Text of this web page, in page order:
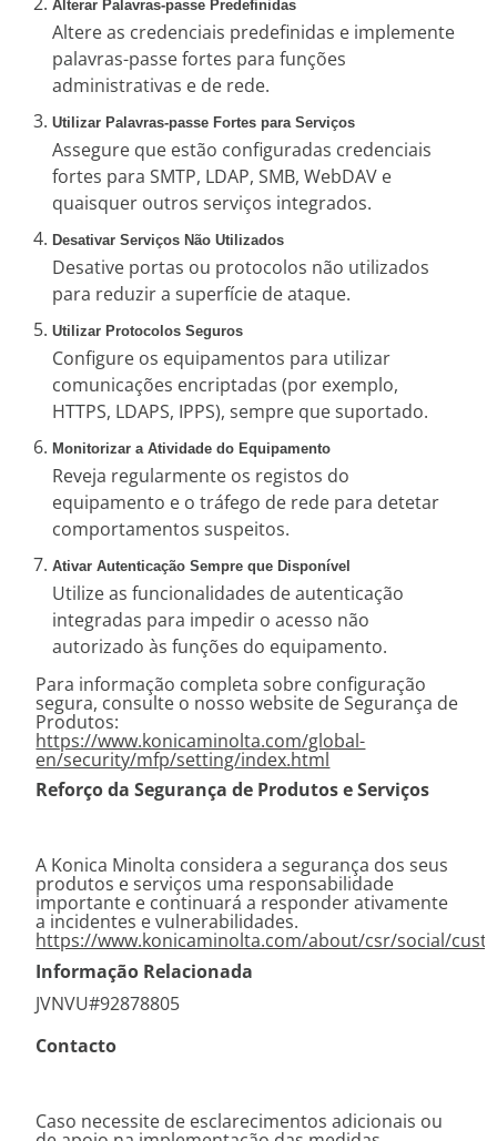
Alterar Palavras-passe Predefinidas
Altere as credenciais predefinidas e implemente
palavras-passe fortes para funções
administrativas e de rede.
Utilizar Palavras-passe Fortes para Serviços
Assegure que estão configuradas credenciais
fortes para SMTP, LDAP, SMB, WebDAV e
quaisquer outros serviços integrados.
Desativar Serviços Não Utilizados
Desative portas ou protocolos não utilizados
para reduzir a superfície de ataque.
Utilizar Protocolos Seguros
Configure os equipamentos para utilizar
comunicações encriptadas (por exemplo,
HTTPS, LDAPS, IPPS), sempre que suportado.
Monitorizar a Atividade do Equipamento
Reveja regularmente os registos do
equipamento e o tráfego de rede para detetar
comportamentos suspeitos.
Ativar Autenticação Sempre que Disponível
Utilize as funcionalidades de autenticação
integradas para impedir o acesso não
autorizado às funções do equipamento.
Para informação completa sobre configuração
segura, consulte o nosso website de Segurança de
Produtos:
https://www.konicaminolta.com/global-
en/security/mfp/setting/index.html
Reforço da Segurança de Produtos e Serviços
A Konica Minolta considera a segurança dos seus
produtos e serviços uma responsabilidade
importante e continuará a responder ativamente
a incidentes e vulnerabilidades.
https://www.konicaminolta.com/about/csr/social/
Informação Relacionada
JVNVU#92878805
Contacto
Caso necessite de esclarecimentos adicionais ou